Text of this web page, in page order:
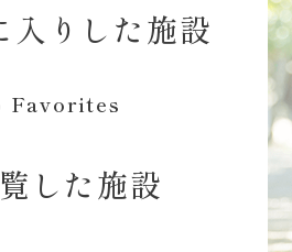
入りした施設
Favorites
した施設